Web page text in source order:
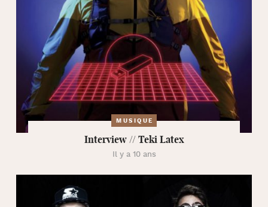
MUSIQUE
Interview // Teki Latex
Il y a 10 ans